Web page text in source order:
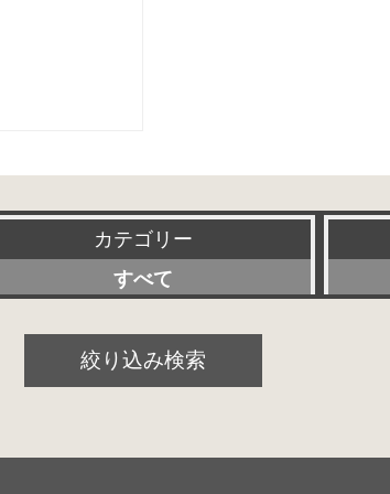
カテゴリー
すべて
パワーアンプ
絞り込み検索